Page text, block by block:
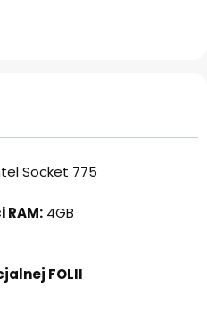
Socket 775
4GB
FOLII